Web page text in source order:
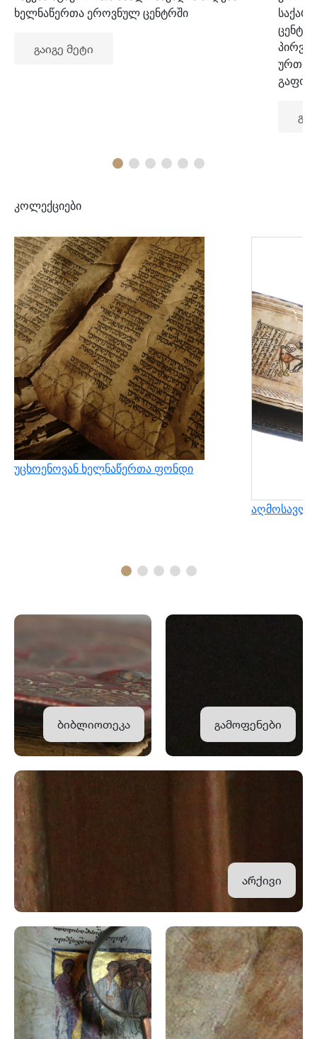
ხელნაწერთა ეროვნულ ცენტრში
გაიგე მეტი
კოლექციები
უცხოენოვან ხელნაწერთა ფონდი
ბიბლიოთეკა გამოფენები
არქივი